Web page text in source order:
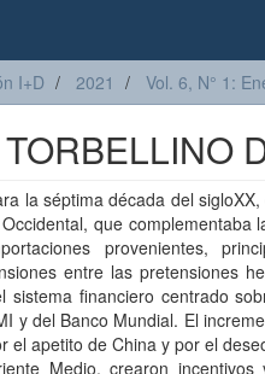
I+D 2021 Vol. 6, N° 1:
la séptima década del
que complementaba
provenientes,
entre las pretensiones
sistema financiero centrado
y del Banco Mundial. El
el apetito de China y por el
Medio, crearon